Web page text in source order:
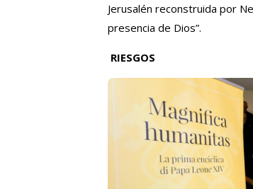
Jerusalén reconstruida por
presencia de Dios”.
RIESGOS